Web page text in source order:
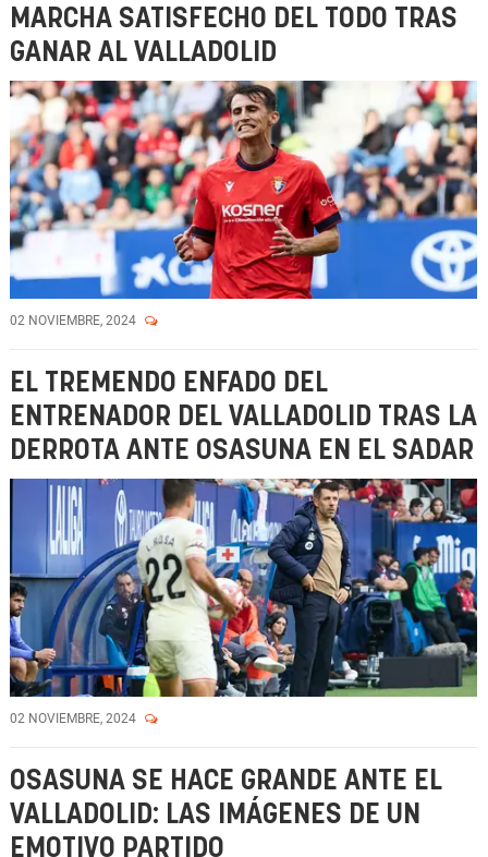
MARCHA SATISFECHO DEL TODO TRAS
GANAR AL VALLADOLID
02 NOVIEMBRE, 2024
EL TREMENDO ENFADO DEL
ENTRENADOR DEL VALLADOLID TRAS LA
DERROTA ANTE OSASUNA EN EL SADAR
02 NOVIEMBRE, 2024
OSASUNA SE HACE GRANDE ANTE EL
VALLADOLID: LAS IMÁGENES DE UN
EMOTIVO PARTIDO